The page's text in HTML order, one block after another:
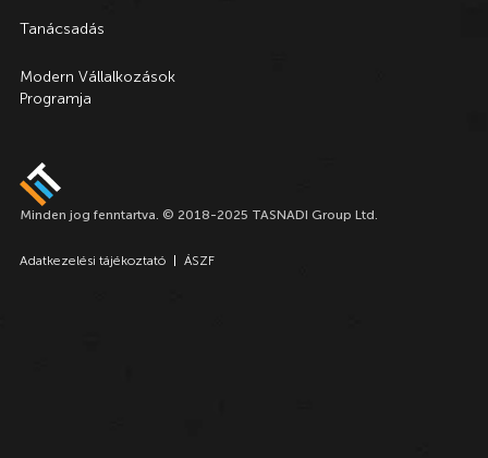
Minden jog fenntartva. © 2018-2025 TASNADI Group Ltd.
Adatkezelési tájékoztató ÁSZF
Tanácsadás
Modern Vállalkozások
Programja